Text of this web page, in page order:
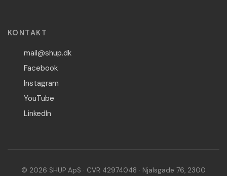
KONTAKT
mail@shup.dk
Facebook
Instagram
YouTube
LinkedIn
© 2026 SHUP ApS · CVR 42974048 · Njalsgade 76, 2300